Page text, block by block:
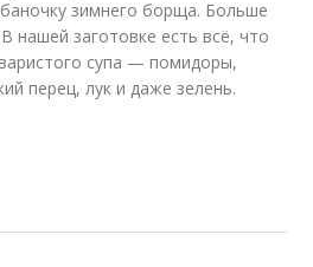
зимнего борща. Больше
нашей заготовке есть всё, что
супа — помидоры,
перец, лук и даже зелень.